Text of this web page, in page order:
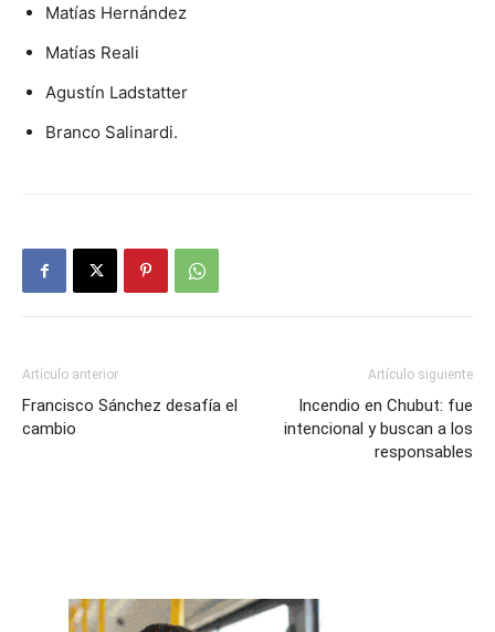
Matías Hernández
Matías Reali
Agustín Ladstatter
Branco Salinardi.
Artículo anterior
Francisco Sánchez desafía el
cambio
Artículo siguiente
Incendio en Chubut: fue
intencional y buscan a los
responsables